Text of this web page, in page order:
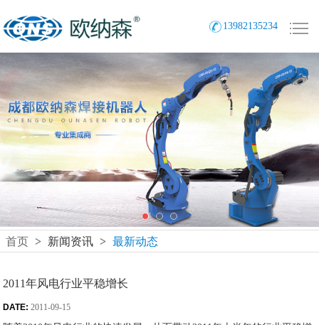
13982135234
首页 > 新闻资讯 > 最新动态
2011年风电行业平稳增长
DATE: 2011-09-15